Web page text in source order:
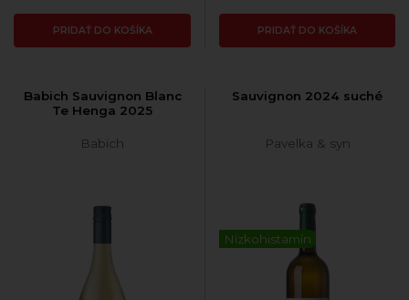
PRIDAŤ DO KOŠÍKA PRIDAŤ DO KOŠÍKA
Babich Sauvignon Blanc
Te Henga 2025
Babich
Sauvignon 2024 suché
Pavelka & syn
Nízkohistamín